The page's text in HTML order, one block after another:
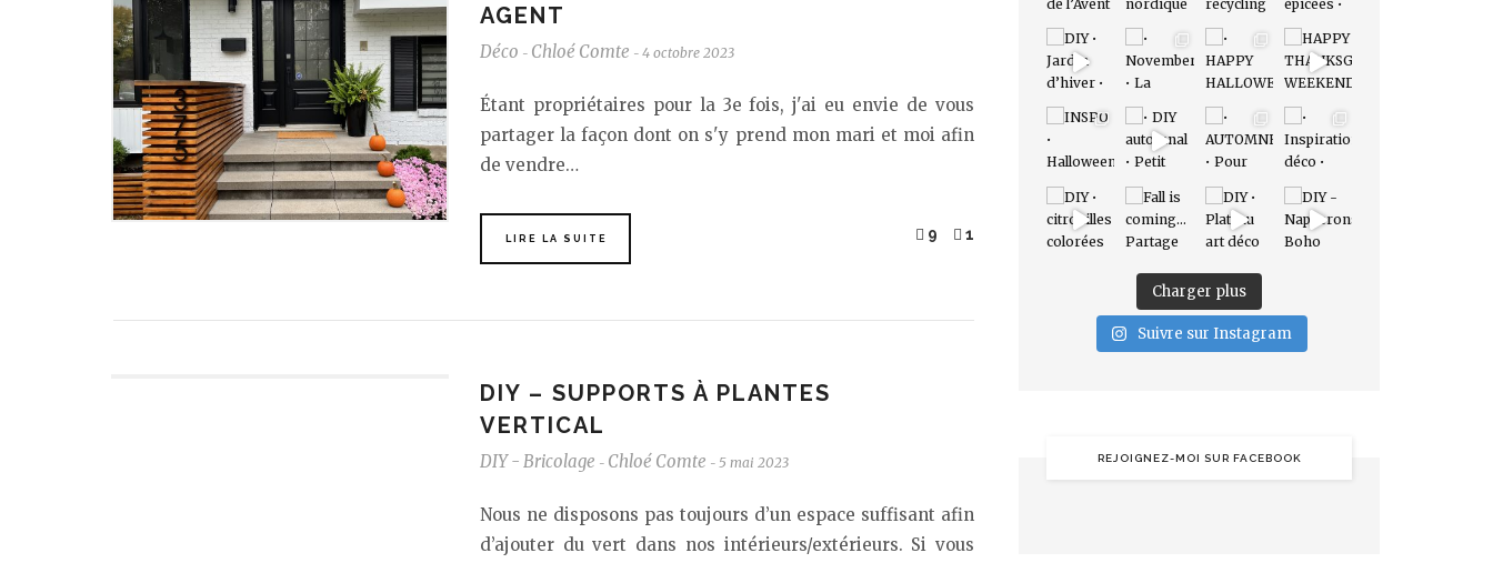
AGENT
Déco - Chloé Comte - 4 octobre 2023
Étant propriétaires pour la 3e fois, j'ai eu envie de vous
partager la façon dont on s'y prend mon mari et moi afin
de vendre…
LIRE LA SUITE 9 1
DIY – SUPPORTS À PLANTES
VERTICAL
DIY - Bricolage - Chloé Comte - 5 mai 2023
Nous ne disposons pas toujours d’un espace suffisant afin
d’ajouter du vert dans nos intérieurs/extérieurs. Si vous
Charger plus
Suivre sur Instagram
REJOIGNEZ-MOI SUR FACEBOOK